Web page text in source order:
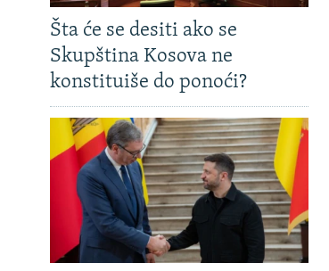
Šta će se desiti ako se
Skupština Kosova ne
konstituiše do ponoći?